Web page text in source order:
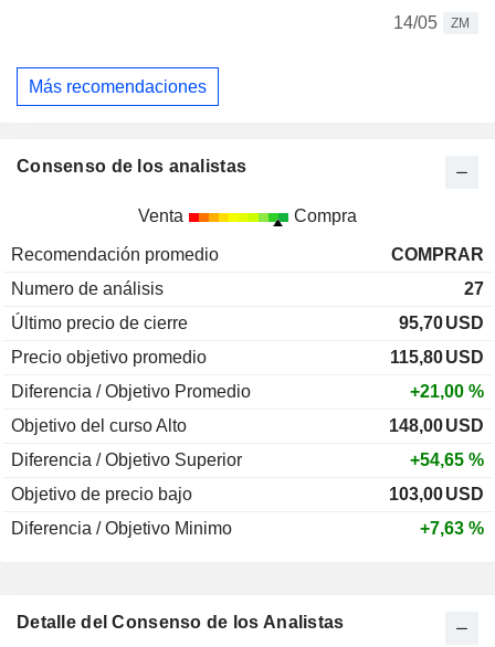
14/05
ZM
Más recomendaciones
Consenso de los analistas
Venta Compra
Recomendación promedio
COMPRAR
Numero de análisis
27
Último precio de cierre
95,70USD
Precio objetivo promedio
115,80USD
Diferencia / Objetivo Promedio
+21,00 %
Objetivo del curso Alto
148,00USD
Diferencia / Objetivo Superior
+54,65 %
Objetivo de precio bajo
103,00USD
Diferencia / Objetivo Minimo
+7,63 %
Detalle del Consenso de los Analistas